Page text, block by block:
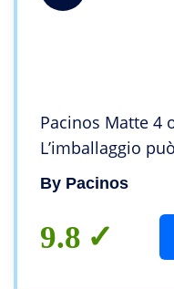
Pacinos Matte 4
L’imballaggio
By Pacinos
9.8